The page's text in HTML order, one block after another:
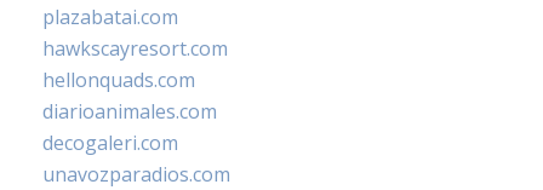
plazabatai.com
hawkscayresort.com
hellonquads.com
diarioanimales.com
decogaleri.com
unavozparadios.com